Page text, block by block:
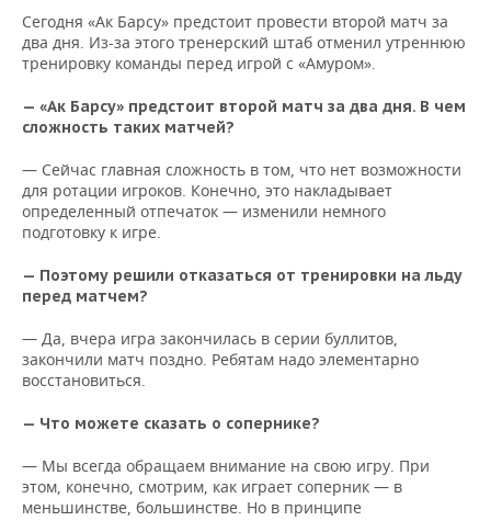
КОМУ ПРИНАДЛЕЖАТ
ТОРГОВЫЕ ЦЕНТРЫ
ТАТАРСТАНА
БЮДЖЕТ
МАШИНОСТРОЕНИЕ
НЕФТЕХИМИЯ
ОПК
НОВОСТИ АВТО
БИЗНЕС
РОЗНИЧНАЯ ТОРГОВЛЯ
ТРАНСПОРТ
УСЛУГИ
НОВОСТИ ТЕХНОЛОГИЙ
IT
МЕДИА
ТЕЛЕКОММУНИКАЦИИ
МЕРОПРИЯТИЯ
НОВОСТИ МЕРОПРИЯТИЙ
ВЫЕЗДНАЯ РЕДАКЦИЯ
БИЗНЕС-БРАНЧИ
ONLINE-КОНФЕРЕНЦИИ
ОТКРЫТАЯ ЛЕКЦИЯ
СПОРТ
НОВОСТИ СПОРТА
ФУТБОЛ
ХОККЕЙ
БАСКЕТБОЛ
КИБЕРСПОРТ
ОБЩЕСТВО
НОВОСТИ ОБЩЕСТВА
ВЛАСТЬ
ИНФРАСТРУКТУРА
КУЛЬТУРА
ФОТОГАЛЕРЕЯ
СЮЖЕТЫ
СПРАВОЧНИК
СПИСОК КОМПАНИЙ
Сегодня «Ак Барсу» предстоит провести второй матч за
два дня. Из-за этого тренерский штаб отменил утреннюю
тренировку команды перед игрой с «Амуром».
— «Ак Барсу» предстоит второй матч за два дня. В чем
сложность таких матчей?
— Сейчас главная сложность в том, что нет возможности
для ротации игроков. Конечно, это накладывает
определенный отпечаток — изменили немного
подготовку к игре.
— Поэтому решили отказаться от тренировки на льду
перед матчем?
— Да, вчера игра закончилась в серии буллитов,
закончили матч поздно. Ребятам надо элементарно
восстановиться.
— Что можете сказать о сопернике?
— Мы всегда обращаем внимание на свою игру. При
этом, конечно, смотрим, как играет соперник — в
меньшинстве, большинстве. Но в принципе